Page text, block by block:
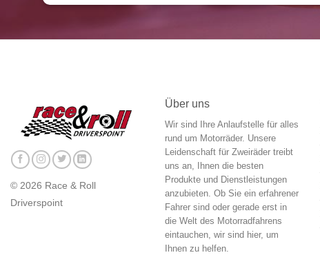
© 2026 Race & Roll
Driverspoint
Über uns
Wir sind Ihre Anlaufstelle für alles
rund um Motorräder. Unsere
Leidenschaft für Zweiräder treibt
uns an, Ihnen die besten
Produkte und Dienstleistungen
anzubieten. Ob Sie ein erfahrener
Fahrer sind oder gerade erst in
die Welt des Motorradfahrens
eintauchen, wir sind hier, um
Ihnen zu helfen.